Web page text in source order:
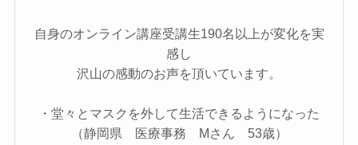
自身のオンライン講座受講生190名以上が変化を実
感し
沢山の感動のお声を頂いています。
・堂々とマスクを外して生活できるようになった
（静岡県 医療事務 Mさん 53歳）